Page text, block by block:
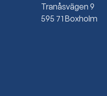
Tranåsvägen 9
595 71 Boxholm